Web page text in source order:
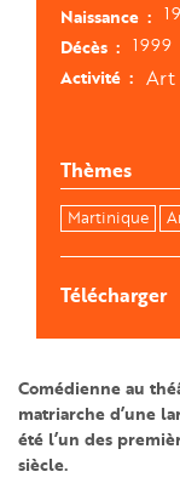
Naissance
Décès 1999
Activité Art
Thèmes
Martinique
Télécharger
Comédienne au
matriarche d’une
été l’un des
siècle.